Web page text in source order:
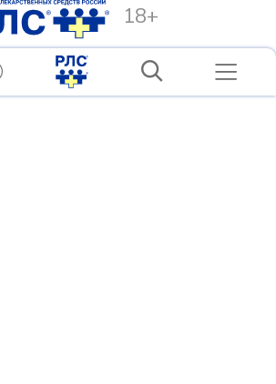
18+